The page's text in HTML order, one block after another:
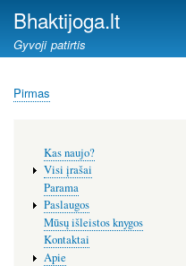
Bhaktijoga.lt
Gyvoji patirtis
Kelias
Pirmas
meniu
Kas naujo?
Visi įrašai
Parama
Paslaugos
Mūsų išleistos knygos
Kontaktai
Apie